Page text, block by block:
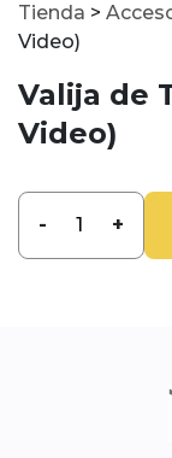
Tienda >
Video)
Valija de
Video)
- +